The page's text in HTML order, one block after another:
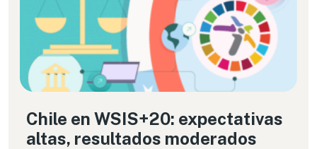
Chile en WSIS+20: expectativas
altas, resultados moderados